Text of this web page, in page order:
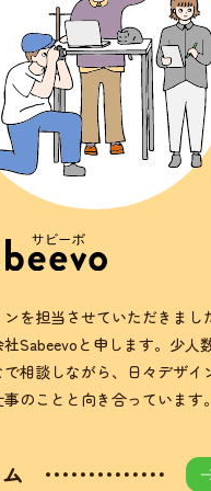
ンを担当させていただきまし
Sabeevoと申します。少人
で相談しながら、日々デザイ
のことと向き合っています。